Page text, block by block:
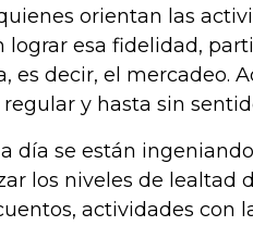
orientan las
esa fidelidad,
es decir, el mercadeo.
y hasta sin
día se están
los niveles de lealtad
actividades con